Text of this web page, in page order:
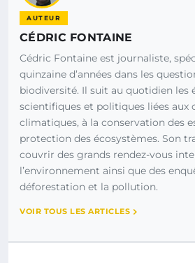
AUTEUR
CÉDRIC FONTAINE
Cédric Fontaine est journaliste,
quinzaine d’années dans les
biodiversité. Il suit au quotidien les
scientifiques et politiques liées aux
climatiques, à la conservation des
protection des écosystèmes. Son
couvrir des grands rendez-vous
l’environnement ainsi que des
déforestation et la pollution.
VOIR TOUS LES ARTICLES